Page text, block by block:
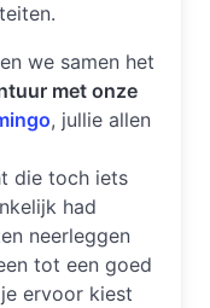
we samen het
met onze
, jullie allen
die toch iets
had
neerleggen
tot een goed
ervoor kiest